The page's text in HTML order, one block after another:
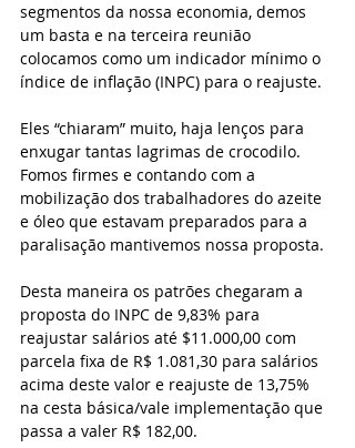
segmentos da nossa economia, demos
um basta e na terceira reunião
colocamos como um indicador mínimo o
índice de inflação (INPC) para o reajuste.
Eles “chiaram” muito, haja lenços para
enxugar tantas lagrimas de crocodilo.
Fomos firmes e contando com a
mobilização dos trabalhadores do azeite
e óleo que estavam preparados para a
paralisação mantivemos nossa proposta.
Desta maneira os patrões chegaram a
proposta do INPC de 9,83% para
reajustar salários até $11.000,00 com
parcela fixa de R$ 1.081,30 para salários
acima deste valor e reajuste de 13,75%
na cesta básica/vale implementação que
passa a valer R$ 182,00.